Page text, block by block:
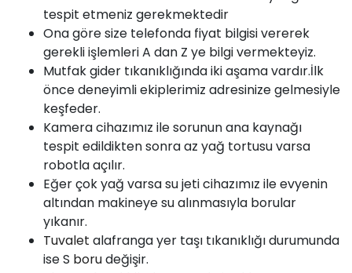
tespit etmeniz gerekmektedir
Ona göre size telefonda fiyat bilgisi vererek
gerekli işlemleri A dan Z ye bilgi vermekteyiz.
Mutfak gider tıkanıklığında iki aşama vardır.İlk
önce deneyimli ekiplerimiz adresinize gelmesiyle
keşfeder.
Kamera cihazımız ile sorunun ana kaynağı
tespit edildikten sonra az yağ tortusu varsa
robotla açılır.
Eğer çok yağ varsa su jeti cihazımız ile evyenin
altından makineye su alınmasıyla borular
yıkanır.
Tuvalet alafranga yer taşı tıkanıklığı durumunda
ise S borudeğişir.